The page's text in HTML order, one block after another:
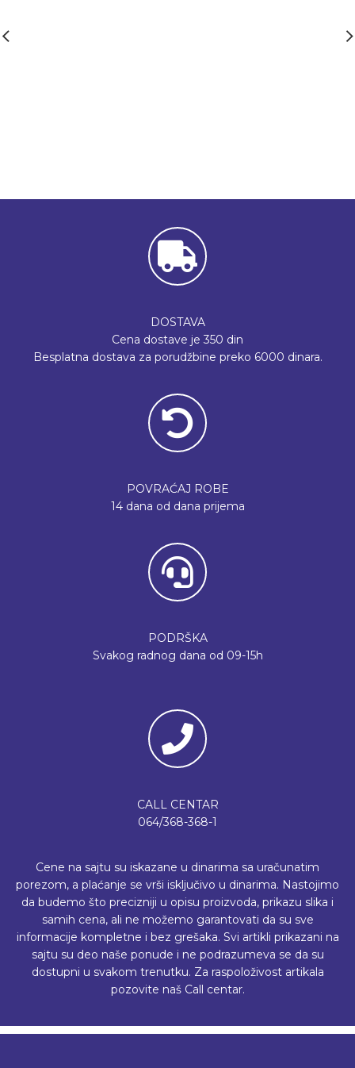
DOSTAVA
Cena dostave je 350 din
Besplatna dostava za porudžbine preko 6000 dinara.
POVRAĆAJ ROBE
14 dana od dana prijema
PODRŠKA
Svakog radnog dana od 09-15h
CALL CENTAR
064/368-368-1
Cene na sajtu su iskazane u dinarima sa uračunatim
porezom, a plaćanje se vrši isključivo u dinarima. Nastojimo
da budemo što precizniji u opisu proizvoda, prikazu slika i
samih cena, ali ne možemo garantovati da su sve
informacije kompletne i bez grešaka. Svi artikli prikazani na
sajtu su deo naše ponude i ne podrazumeva se da su
dostupni u svakom trenutku. Za raspoloživost artikala
pozovite naš Call centar.